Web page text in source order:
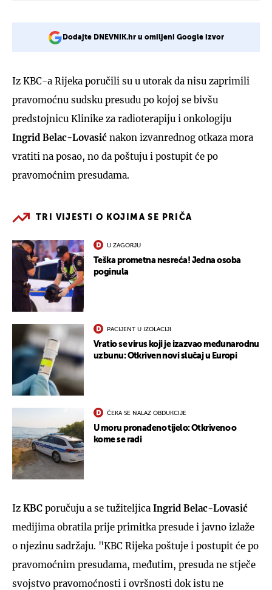
Dodajte DNEVNIK.hr u omiljeni Google izvor
Iz KBC-a Rijeka poručili su u utorak da nisu zaprimili
pravomoćnu sudsku presudu po kojoj se bivšu
predstojnicu Klinike za radioterapiju i onkologiju
Ingrid Belac-Lovasić nakon izvanrednog otkaza mora
vratiti na posao, no da poštuju i postupit će po
pravomoćnim presudama.
TRI VIJESTI O KOJIMA SE PRIČA
U ZAGORJU
Teška prometna nesreća! Jedna osoba
poginula
PACIJENT U IZOLACIJI
Vratio se virus koji je izazvao međunarodnu
uzbunu: Otkriven novi slučaj u Europi
ČEKA SE NALAZ OBDUKCIJE
U moru pronađeno tijelo: Otkriveno o
kome se radi
Iz KBC poručuju a se tužiteljica Ingrid Belac-Lovasić
medijima obratila prije primitka presude i javno izlaže
o njezinu sadržaju. "KBC Rijeka poštuje i postupit će po
pravomoćnim presudama, međutim, presuda ne stječe
svojstvo pravomoćnosti i ovršnosti dok istu ne